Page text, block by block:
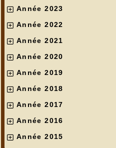
Année 2023
Année 2022
Année 2021
Année 2020
Année 2019
Année 2018
Année 2017
Année 2016
Année 2015